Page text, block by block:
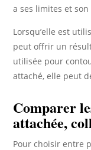
a ses limites et
Lorsqu’elle est
peut offrir un
utilisée pour
attaché, elle peut
Comparer
attachée,
Pour choisir entre